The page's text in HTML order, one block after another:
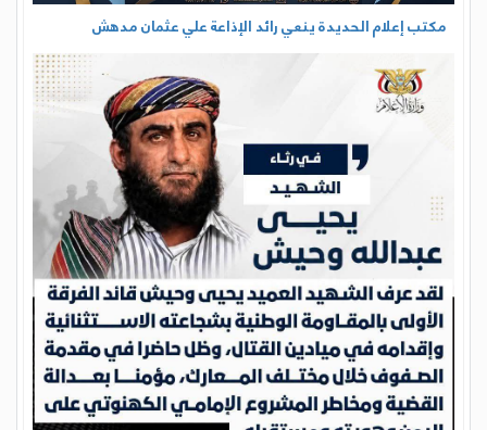
مكتب إعلام الحديدة ينعي رائد الإذاعة علي عثمان مدهش